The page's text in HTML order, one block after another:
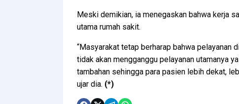
Meski demikian, ia menegaskan bahwa kerja
utama rumah sakit.
“Masyarakat tetap berharap bahwa pelayanan
tidak akan mengganggu pelayanan utamanya
tambahan sehingga para pasien lebih dekat,
ujar dia. (*)